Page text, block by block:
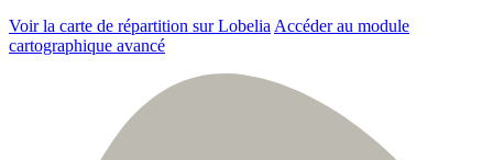
Voir la carte de répartition sur Lobelia Accéder au module
cartographique avancé